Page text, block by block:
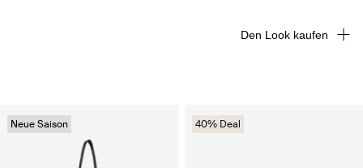
Neue Saison 40% Deal
Den Look kaufen